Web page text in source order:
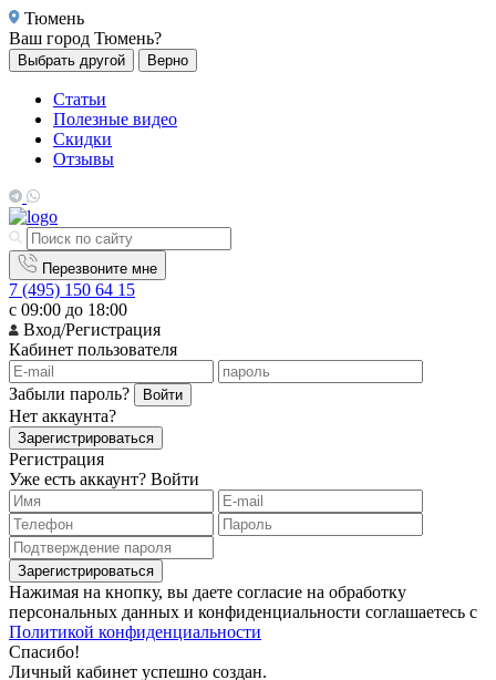
Тюмень
Ваш город Тюмень?
Выбрать другой Верно
Статьи
Полезные видео
Скидки
Отзывы
Перезвоните мне
7 (495) 150 64 15
с 09:00 до 18:00
Вход/Регистрация
Кабинет пользователя
Забыли пароль? Войти
Нет аккаунта?
Зарегистрироваться
Регистрация
Уже есть аккаунт? Войти
Зарегистрироваться
Нажимая на кнопку, вы даете согласие на обработку
персональных данных и конфиденциальности соглашаетесь с
Политикой конфиденциальности
Спасибо!
Личный кабинет успешно создан.